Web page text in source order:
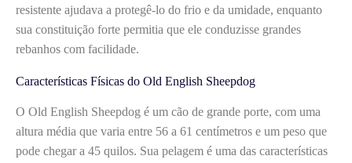
resistente ajudava a protegê-lo do frio e da umidade, enquanto
sua constituição forte permitia que ele conduzisse grandes
rebanhos com facilidade.
Características Físicas do Old English Sheepdog
O Old English Sheepdog é um cão de grande porte, com uma
altura média que varia entre 56 a 61 centímetros e um peso que
pode chegar a 45 quilos. Sua pelagem é uma das características